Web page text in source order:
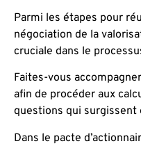
Parmi les étapes pour
négociation de la
cruciale dans le
Faites-vous
afin de procéder aux
questions qui surgissent
Dans le pacte